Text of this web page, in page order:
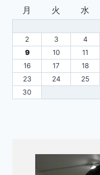
月
火 水
2
3 4
9
10 11
16
17 18
23
24 25
30